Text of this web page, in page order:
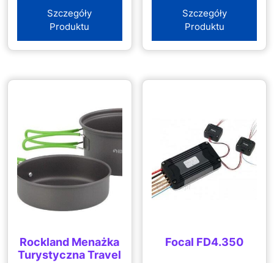
Szczegóły
Produktu
Szczegóły
Produktu
Rockland Menażka
Turystyczna Travel
Focal FD4.350